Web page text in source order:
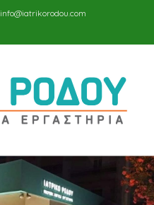
info@iatrikorodou.com